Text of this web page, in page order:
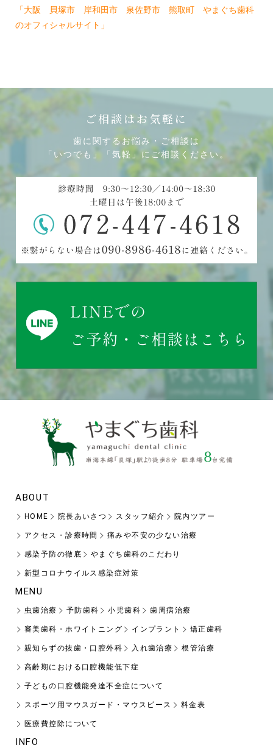
「大阪 貝塚市 岸和田市 泉佐野市 熊取町 やまぐち歯科
のオフィシャルサイト」
ご相談はお気軽に
歯に関するお悩み・ご相談は
「いつでも」「気軽」にご相談ください。
ABOUT
HOME 院長あいさつ スタッフ紹介 院内ツアー
アクセス・診療時間 痛みや不安の少ない治療
感染予防の徹底 やまぐち歯科のこだわり
新型コロナウイルス感染症対策
MENU
虫歯治療 予防歯科 小児歯科 歯周病治療
審美歯科・ホワイトニング インプラント 矯正歯科
親知らずの抜歯・口腔外科 入れ歯治療 根管治療
高齢期における口腔機能低下症
子どもの口腔機能発達不全症について
スポーツ用マウスガード・マウスピース 料金表
医療費控除について
INFO